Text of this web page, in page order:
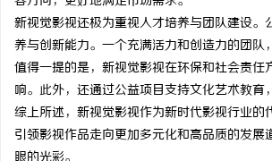
新视觉影视还极为重视人才培养与团队建设
养与创新能力。一个充满活力和创造力的团队
值得一提的是，新视觉影视在环保和社会责
响。此外，还通过公益项目支持文化艺术教
综上所述，新视觉影视作为新时代影视行业
引领影视作品走向更加多元化和高品质的发
眼的光彩。